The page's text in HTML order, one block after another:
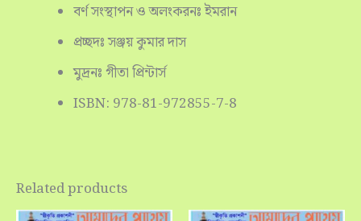
বর্ণ সংস্থাপন ও অলংকরনঃ ইমরান
প্রচ্ছদঃ সঞ্জয় কুমার দাস
মুদ্রনঃ গীতা প্রিন্টার্স
ISBN: 978-81-972855-7-8
Related products